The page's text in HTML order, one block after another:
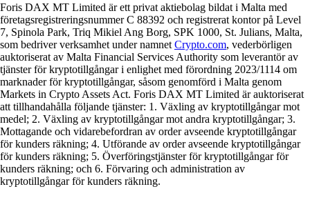
Foris DAX MT Limited är ett privat aktiebolag bildat i Malta med
företagsregistreringsnummer C 88392 och registrerat kontor på Level
7, Spinola Park, Triq Mikiel Ang Borg, SPK 1000, St. Julians, Malta,
som bedriver verksamhet under namnet Crypto.com, vederbörligen
auktoriserat av Malta Financial Services Authority som leverantör av
tjänster för kryptotillgångar i enlighet med förordning 2023/1114 om
marknader för kryptotillgångar, såsom genomförd i Malta genom
Markets in Crypto Assets Act. Foris DAX MT Limited är auktoriserat
att tillhandahålla följande tjänster: 1. Växling av kryptotillgångar mot
medel; 2. Växling av kryptotillgångar mot andra kryptotillgångar; 3.
Mottagande och vidarebefordran av order avseende kryptotillgångar
för kunders räkning; 4. Utförande av order avseende kryptotillgångar
för kunders räkning; 5. Överföringstjänster för kryptotillgångar för
kunders räkning; och 6. Förvaring och administration av
kryptotillgångar för kunders räkning.